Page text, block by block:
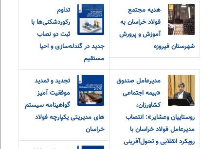
هدیه مجتمع
فولاد خراسان به
آموزش و پرورش
شهرستان فیروزه
تداوم
رکوردشکنی‌ها با
ثبت دو نصاب
جدید در گندله‌سازی و احیا
مستقیم
مدیرعامل صندوق
«بیمه اجتماعی
کشاورزان،
روستاییان و‌عشایر»: انتصاب
مدیرعامل فولاد خراسان با
رویکرد انقلابی و تحول‌آفرینی
تجدید و تمدید
موفقیت آمیز
گواهینامه سیستم
های مدیریتی یکپارچه فولاد
خراسان